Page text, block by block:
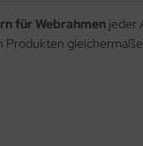
für Webrahmen jeder
Produkten